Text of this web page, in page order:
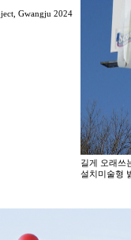
Gwangju 2024
길게 오래쓰
설치미술형